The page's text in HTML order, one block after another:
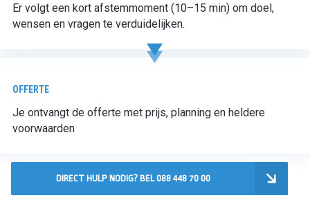
Er volgt een kort afstemmoment (10–15 min) om doel,
wensen en vragen te verduidelijken.
OFFERTE
Je ontvangt de offerte met prijs, planning en heldere
voorwaarden
DIRECT HULP NODIG? BEL 088 448 70 00